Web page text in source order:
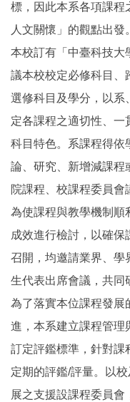
標，因此本系各項課程
人文關懷」的觀點出發。
本校訂有「中臺科技大
議本校校定必修科目、
選修科目及學分，以系
定各課程之適切性、一
科目特色。系課程得依
論、研究、新增減課程
院課程、校課程委員會
為使課程與教學機制順
成效進行檢討，以確保
召開，均邀請業界、學
生代表出席會議，共同
為了落實本位課程發展
進，本系建立課程管理
訂定評鑑標準，針對課
定期的評鑑/評量。以
展之支援設課程委員